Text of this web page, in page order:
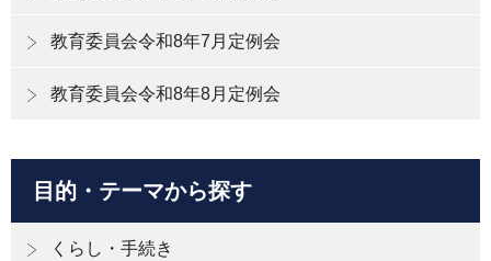
教育委員会令和8年7月定例会
教育委員会令和8年8月定例会
目的・テーマから探す
くらし・手続き